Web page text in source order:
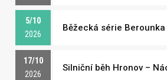
5/10
2026
Běžecká série Berounka
17/10
2026
Silniční běh Hronov –